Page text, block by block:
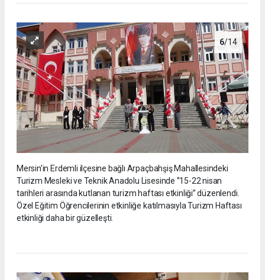
6/14
Mersin’in Erdemli ilçesine bağlı Arpaçbahşiş Mahallesindeki
Turizm Mesleki ve Teknik Anadolu Lisesinde ‘’15-22 nisan
tarihleri arasında kutlanan turizm haftası etkinliği’’ düzenlendi.
Özel Eğitim Öğrencilerinin etkinliğe katılmasıyla Turizm Haftası
etkinliği daha bir güzelleşti.